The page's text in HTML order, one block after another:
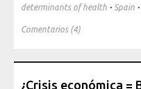
determinants of health · Spain ·
Comentarios (4)
¿Crisis económica =